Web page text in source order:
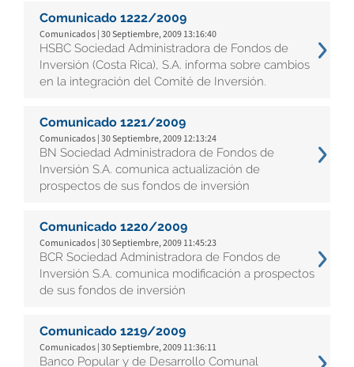
Comunicado 1222/2009
Comunicados | 30 Septiembre, 2009 13:16:40
HSBC Sociedad Administradora de Fondos de
Inversión (Costa Rica), S.A. informa sobre cambios
en la integración del Comité de Inversión.
Comunicado 1221/2009
Comunicados | 30 Septiembre, 2009 12:13:24
BN Sociedad Administradora de Fondos de
Inversión S.A. comunica actualización de
prospectos de sus fondos de inversión
Comunicado 1220/2009
Comunicados | 30 Septiembre, 2009 11:45:23
BCR Sociedad Administradora de Fondos de
Inversión S.A. comunica modificación a prospectos
de sus fondos de inversión
Comunicado 1219/2009
Comunicados | 30 Septiembre, 2009 11:36:11
Banco Popular y de Desarrollo Comunal